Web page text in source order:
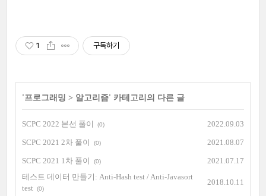
1 구독하기
'프로그래밍 > 알고리즘' 카테고리의 다른 글
SCPC 2022 본선 풀이 (0) 2022.09.03
SCPC 2021 2차 풀이 (0) 2021.08.07
SCPC 2021 1차 풀이 (0)
2021.07.17
테스트 데이터 만들기: Anti-Hash test / Anti-Javasort
test
(0)
2018.10.11